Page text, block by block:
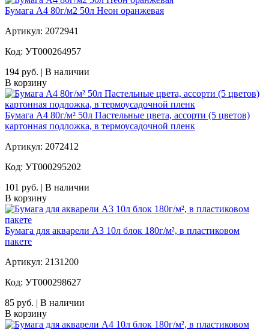
Бумага А4 80г/м2 50л Неон оранжевая
Артикул: 2072941
Код: УТ000264957
194 руб. | В наличии
В корзину
Бумага А4 80г/м² 50л Пастельные цвета, ассорти (5 цветов)
картонная подложка, в термоусадочной пленк
Артикул: 2072412
Код: УТ000295202
101 руб. | В наличии
В корзину
Бумага для акварели А3 10л блок 180г/м², в пластиковом
пакете
Артикул: 2131200
Код: УТ000298627
85 руб. | В наличии
В корзину